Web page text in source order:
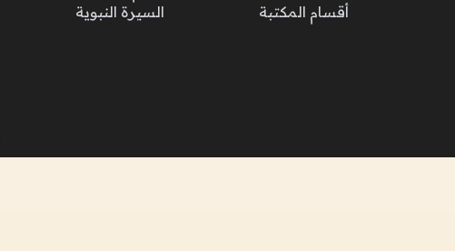
أقسام المكتبة
السيرة النبوية